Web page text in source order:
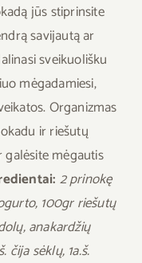
jūs stiprinsite
savijautą ar
sveikuolišku
mėgadamiesi,
Organizmas
ir riešutų
mėgautis
2 prinokę
100gr riešutų
anakardžių
čija sėklų, 1a.š.